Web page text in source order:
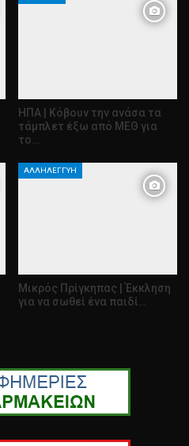
ΗΠΑ | Κόβουν την ανάσα τα
τάμπλετ έξω από ΜΕΘ για
το…
ΑΛΛΗΛΕΓΓΎΗ
Μικρός Πρίγκηπας | Έκκληση
για να σωθεί ένα παιδί…